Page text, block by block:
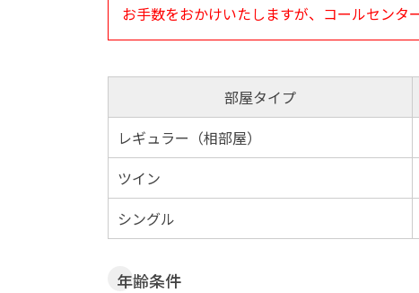
お手数をおかけいたしますが、コールセンタ
部屋タイプ
レギュラー（相部屋）
ツイン
シングル
年齢条件